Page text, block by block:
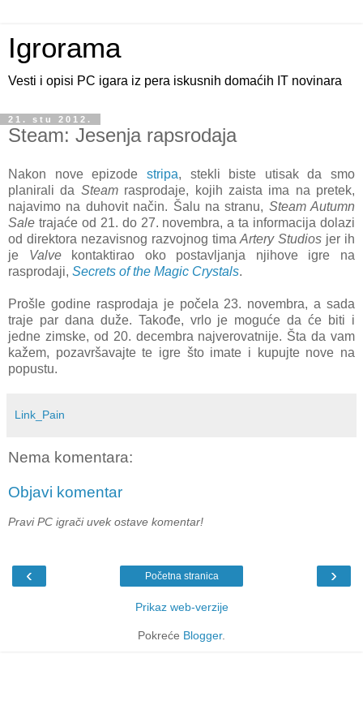
Igrorama
Vesti i opisi PC igara iz pera iskusnih domaćih IT novinara
21. stu 2012.
Steam: Jesenja rapsrodaja
Nakon nove epizode stripa, stekli biste utisak da smo
planirali da Steamrasprodaje, kojih zaista ima na pretek,
najavimo na duhovit način. Šalu na stranu, Steam Autumn
Sale trajaće od 21. do 27. novembra, a ta informacija dolazi
od direktora nezavisnog razvojnog timaArtery Studios jer ih
je Valvekontaktirao oko postavljanja njihove igre na
rasprodaji, Secrets of the Magic Crystals.
Prošle godine rasprodaja je počela 23. novembra, a sada
traje par dana duže. Takođe, vrlo je moguće da će biti i
jedne zimske, od 20. decembra najverovatnije. Šta da vam
kažem, pozavršavajte te igre što imate i kupujte nove na
popustu.
Link_Pain
Nema komentara:
Objavi komentar
Pravi PC igrači uvek ostave komentar!
‹ ›
Početna stranica
Prikaz web-verzije
Pokreće Blogger.